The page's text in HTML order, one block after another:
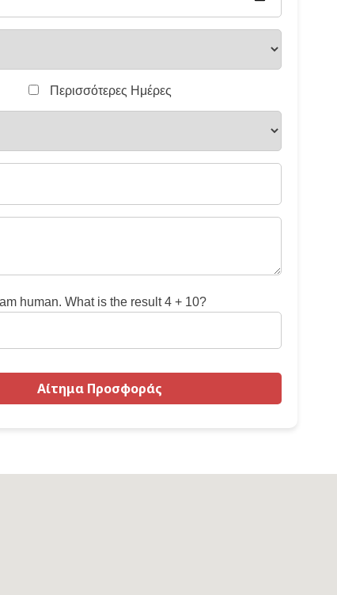
Περισσότερες Ημέρες
I am human. What is the result 4 + 10?